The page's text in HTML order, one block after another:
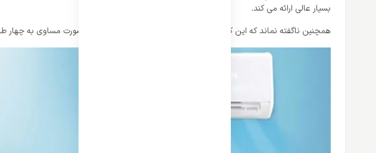
بسیار عالی ارائه می کند.
همچنین ناگفته نماند که این کولر گازی قادر است که هوای تولید شده را به صورت مساوی به